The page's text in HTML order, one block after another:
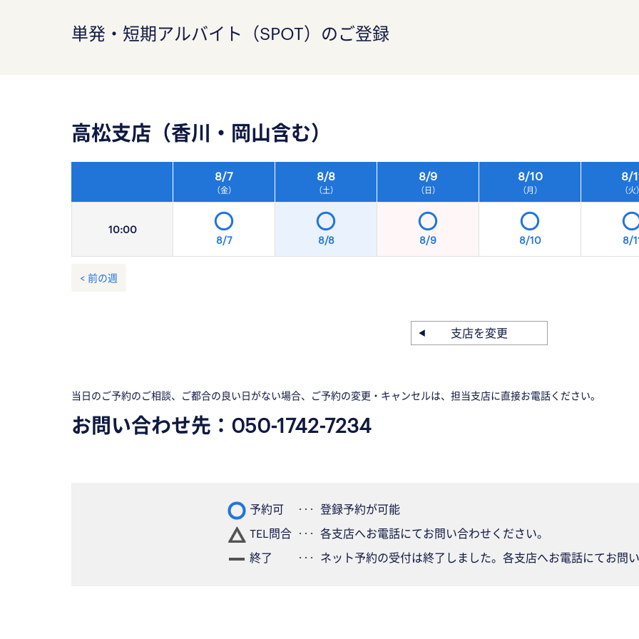
単発・短期アルバイト（SPOT）のご登録
高松支店（香川・岡山含む）
10:00
8/7
（金）
8/8
（土）
8/9
（日）
8/10
（月）
8/
（火）
8/7 8/8 8/9 8/10 8/
< 前の週
支店を変更
当日のご予約のご相談、ご都合の良い日がない場合、ご予約の変更・キャンセルは、担当支店に直接お電話ください。
お問い合わせ先： 050-1742-7234
予約可
登録予約が可能
TEL問合
各支店へお電話にてお問い合わせください。
終了
ネット予約の受付は終了しました。各支店へお電話にてお問い